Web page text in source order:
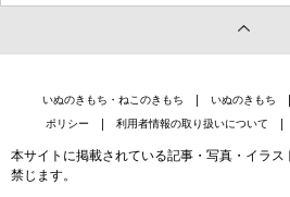
いぬのきもち・ねこのきもち いぬのきもち
ポリシー
利用者情報の取り扱いについて
本サイトに掲載されている記事・写真・イラ
禁じます。